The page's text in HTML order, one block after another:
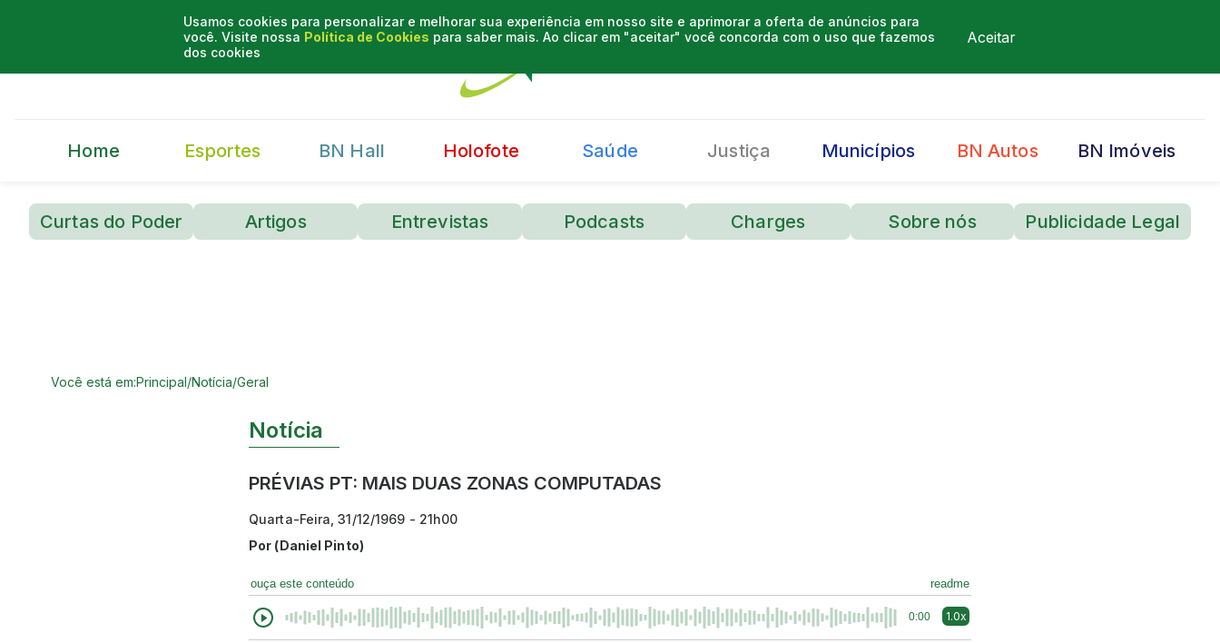
Usamos cookies para personalizar e melhorar sua experiência em nosso site e aprimorar a oferta de anúncios para
você. Visite nossa Política de Cookies para saber mais. Ao clicar em "aceitar" você concorda com o uso que fazemos
dos cookies
Aceitar
Home Esportes BN Hall Holofote Saúde Justiça Municípios BN Autos BN Imóveis
Curtas do Poder Artigos Entrevistas Podcasts Charges Sobre nós Publicidade Legal
Você está em:Principal/Notícia/Geral
Notícia
PRÉVIAS PT: MAIS DUAS ZONAS COMPUTADAS
Quarta-Feira, 31/12/1969 - 21h00
Por (Daniel Pinto)
ouça este conteúdo readme
0:00 1.0x